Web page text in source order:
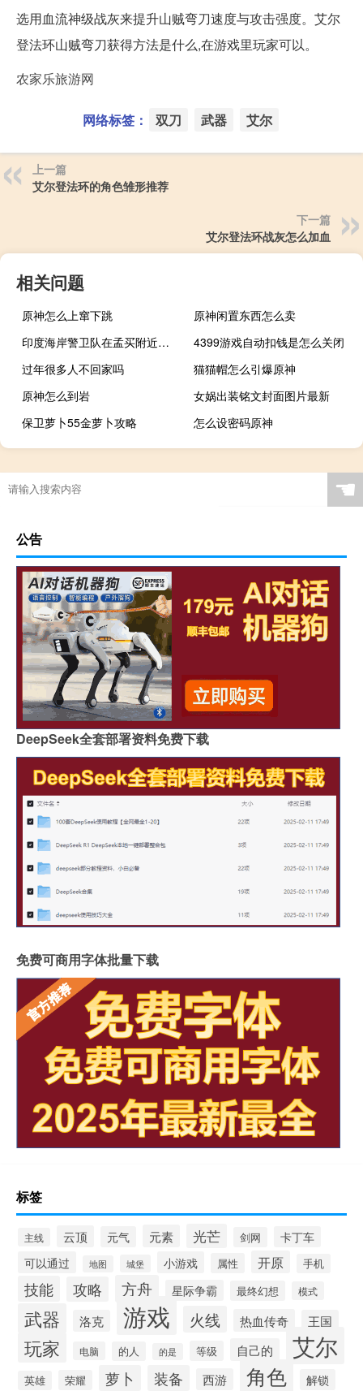
选用血流神级战灰来提升山贼弯刀速度与攻击强度。艾尔
登法环山贼弯刀获得方法是什么,在游戏里玩家可以。
农家乐旅游网
网络标签： 双刀 武器 艾尔
上一篇
艾尔登法环的角色雏形推荐
下一篇
艾尔登法环战灰怎么加血
相关问题
原神怎么上窜下跳
原神闲置东西怎么卖
印度海岸警卫队在孟买附近海域救起一突发脑梗中国籍船员中领馆：病情正逐步好转
4399游戏自动扣钱是怎么关闭
过年很多人不回家吗
猫猫帽怎么引爆原神
原神怎么到岩
女娲出装铭文封面图片最新
保卫萝卜55金萝卜攻略
怎么设密码原神
☚
公告
DeepSeek全套部署资料免费下载
免费可商用字体批量下载
标签
主线 云顶 元气 元素 光芒 剑网 卡丁车
可以通过 地图 城堡 小游戏 属性 开原 手机
技能 攻略 方舟 星际争霸 最终幻想 模式
武器 洛克 游戏 火线 热血传奇 王国
玩家 电脑 的人 的是 等级 自己的 艾尔
英雄 荣耀 萝卜 装备 西游 角色 解锁